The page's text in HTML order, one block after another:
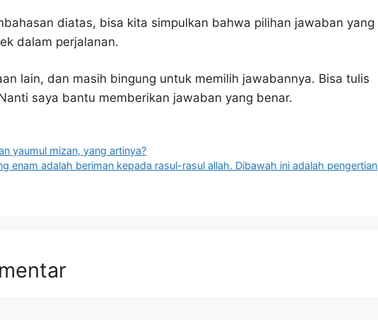
diatas, bisa kita simpulkan bahwa pilihan jawaban yang
dalam perjalanan.
lain, dan masih bingung untuk memilih jawabannya. Bisa tulis
saya bantu memberikan jawaban yang benar.
yaumul mizan, yang artinya?
enam adalah beriman kepada rasul-rasul allah. Dibawah ini adalah pengertian